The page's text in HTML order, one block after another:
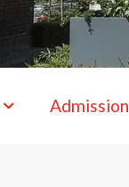
Admission